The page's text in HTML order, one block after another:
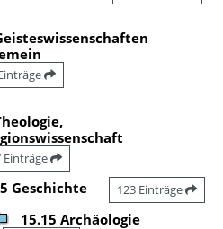
Einträge
Geschichte 123 Einträge
15.15 Archäologie